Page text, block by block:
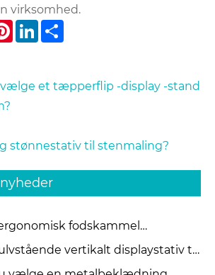
virksomhed.
PinterestLinkedIn
vælge et tæpperflip -display -stand
stønnestativ til stenmaling?
fodskammel
skrivebordet ved at blive
kontorkomfort
vertikalt displaystativ til
løsning til moderne detail- og